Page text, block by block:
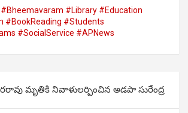
#Library #Education
#BookReading #Students
#SocialService #APNews
మృతికి నివాళులర్పించిన అడపా సురేంద్ర